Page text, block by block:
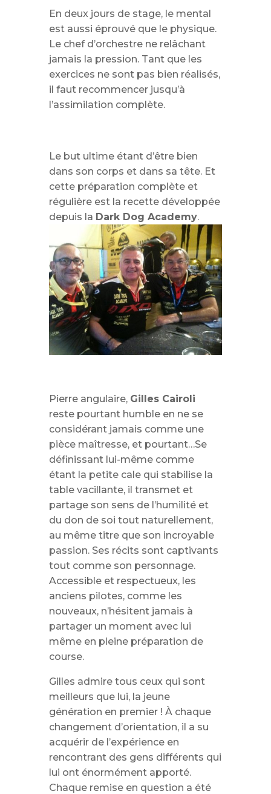
En deux jours de stage, le mental
est aussi éprouvé que le physique.
Le chef d’orchestre ne relâchant
jamais la pression. Tant que les
exercices ne sont pas bien réalisés,
il faut recommencer jusqu’à
l’assimilation complète.
Le but ultime étant d’être bien
dans son corps et dans sa tête. Et
cette préparation complète et
régulière est la recette développée
depuis la Dark Dog Academy.
Pierre angulaire, Gilles Cairoli
reste pourtant humble en ne se
considérant jamais comme une
pièce maîtresse, et pourtant…Se
définissant lui-même comme
étant la petite cale qui stabilise la
table vacillante, il transmet et
partage son sens de l’humilité et
du don de soi tout naturellement,
au même titre que son incroyable
passion. Ses récits sont captivants
tout comme son personnage.
Accessible et respectueux, les
anciens pilotes, comme les
nouveaux, n’hésitent jamais à
partager un moment avec lui
même en pleine préparation de
course.
Gilles admire tous ceux qui sont
meilleurs que lui, la jeune
génération en premier ! À chaque
changement d’orientation, il a su
acquérir de l’expérience en
rencontrant des gens différents qui
lui ont énormément apporté.
Chaque remise en question a été